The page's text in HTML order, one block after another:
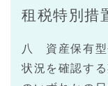
租税特別措
八 資産保有
状況を確認す